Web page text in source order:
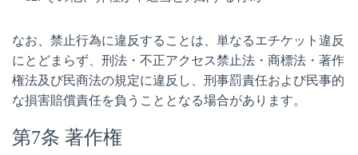
なお、禁止行為に違反することは、単なるエチケット違反
にとどまらず、刑法・不正アクセス禁止法・商標法・著作
権法及び民商法の規定に違反し、刑事罰責任および民事的
な損害賠償責任を負うこととなる場合があります。
第7条 著作権